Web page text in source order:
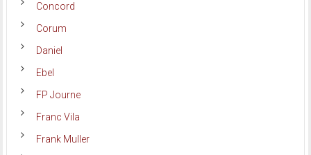
Concord
Corum
Daniel
Ebel
FP Journe
Franc Vila
Frank Muller